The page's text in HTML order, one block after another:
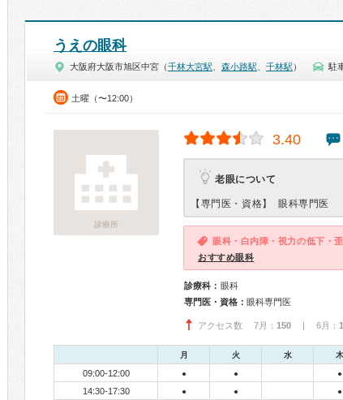
うえの眼科
大阪府大阪市旭区中宮（千林大宮駅 森小路駅 千林駅 ） 駐
土曜（〜12:00）
診療所
3.40
老眼について
【専門医・資格】 眼科専門医
眼科・白内障・視力の低下・
おすすめ眼科
診療科： 眼科
専門医・資格： 眼科専門医
アクセス数 7月： 150 | 6月：
月 火 水 木
09:00-12:00 ● ● ●
14:30-17:30 ● ● ●